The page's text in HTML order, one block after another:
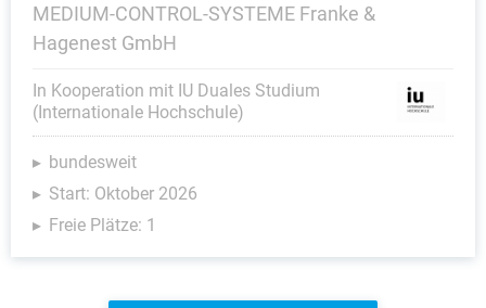
MEDIUM-CONTROL-SYSTEME Franke &
Hagenest GmbH
In Kooperation mit IU Duales Studium
(Internationale Hochschule)
bundesweit
Start: Oktober 2026
Freie Plätze: 1